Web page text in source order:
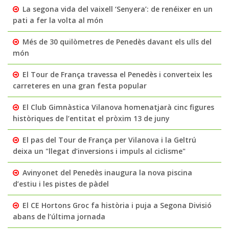
La segona vida del vaixell ‘Senyera’: de renéixer en un
pati a fer la volta al món
Més de 30 quilòmetres de Penedès davant els ulls del
món
El Tour de França travessa el Penedès i converteix les
carreteres en una gran festa popular
El Club Gimnàstica Vilanova homenatjarà cinc figures
històriques de l’entitat el pròxim 13 de juny
El pas del Tour de França per Vilanova i la Geltrú
deixa un "llegat d’inversions i impuls al ciclisme"
Avinyonet del Penedès inaugura la nova piscina
d’estiu i les pistes de pàdel
El CE Hortons Groc fa història i puja a Segona Divisió
abans de l’última jornada